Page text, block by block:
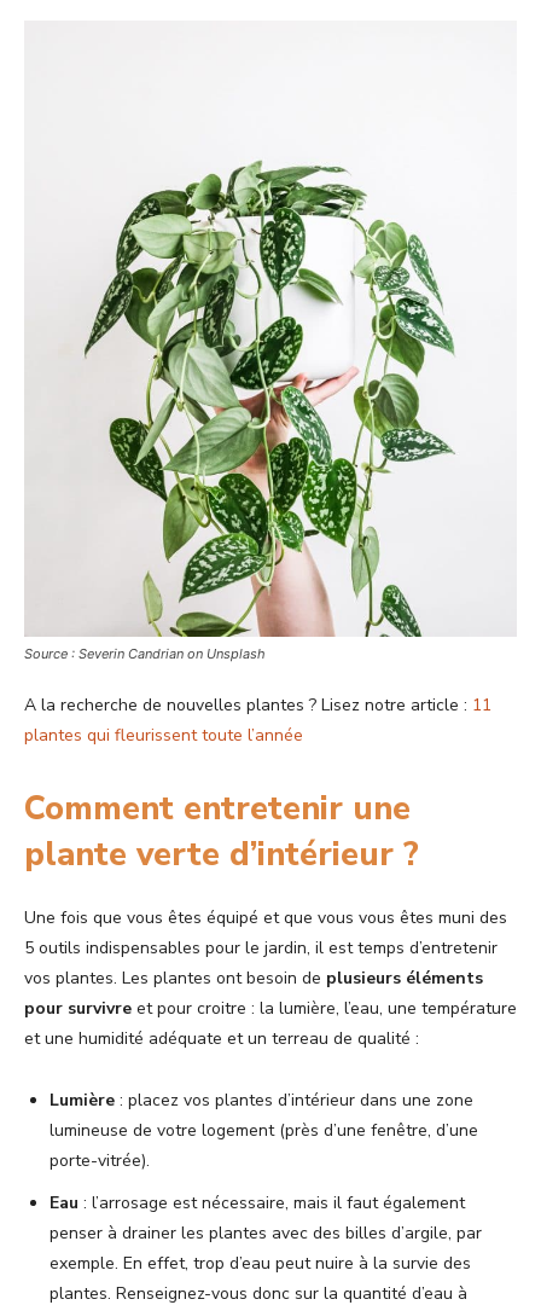
Source : Severin Candrian on Unsplash
A la recherche de nouvelles plantes ? Lisez notre article : 11
plantes qui fleurissent toute l’année
Comment entretenir une
plante verte d’intérieur ?
Une fois que vous êtes équipé et que vous vous êtes muni des
5 outils indispensables pour le jardin, il est temps d’entretenir
vos plantes. Les plantes ont besoin de plusieurs éléments
pour survivre et pour croitre : la lumière, l’eau, une température
et une humidité adéquate et un terreau de qualité :
Lumière : placez vos plantes d’intérieur dans une zone
lumineuse de votre logement (près d’une fenêtre, d’une
porte-vitrée).
Eau : l’arrosage est nécessaire, mais il faut également
penser à drainer les plantes avec des billes d’argile, par
exemple. En effet, trop d’eau peut nuire à la survie des
plantes. Renseignez-vous donc sur la quantité d’eau à